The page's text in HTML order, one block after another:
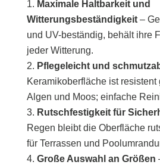
Maximale Haltbarkeit und
Witterungsbeständigkeit–
und UV-beständig, behält ihre
jeder Witterung.
Pflegeleicht und
Keramikoberfläche ist resistent
Algen und Moos; einfache
Rutschfestigkeit für
Regen bleibt die Oberfläche
für Terrassen und
Große Auswahl an Größen